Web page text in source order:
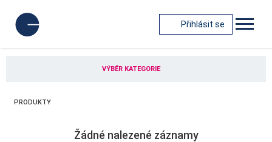
Přihlásit se
VÝBĚR KATEGORIE
PRODUKTY
Žádné nalezené záznamy